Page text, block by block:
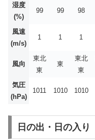
湿度
(%)
99 99 98
風速
(m/s)
1 1 1
風向
東北
東
東
東北
東
気圧
(hPa)
1011 1010 1010
日の出・日の入り